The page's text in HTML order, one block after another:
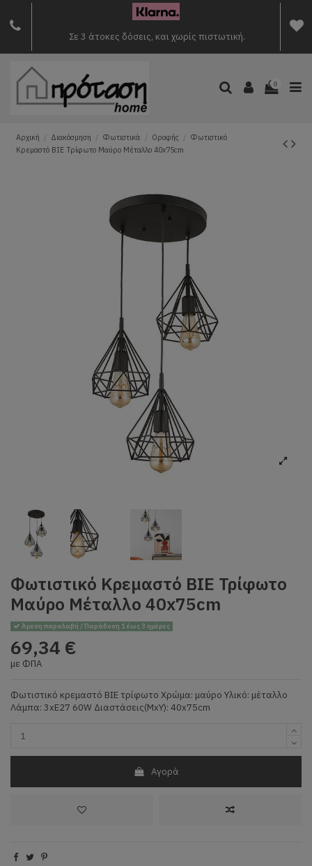
Σε 3 άτοκες δόσεις, και χωρίς πιστωτική.
0
Αρχική Διακόσμηση Φωτιστικά Οροφής
Φωτιστικό
Κρεμαστό BIE Τρίφωτο Μαύρο Μέταλλο 40x75cm
Φωτιστικό Κρεμαστό BIE Τρίφωτο
Μαύρο Μέταλλο 40x75cm
Άμεση παραλαβή / Παράδοση 1 έως 3 ημέρες
69,34 €
με ΦΠΑ
Φωτιστικό κρεμαστό BIE τρίφωτο Χρώμα: μαύρο Υλικό: μέταλλο
Λάμπα: 3xE27 60W Διαστάσεις(ΜxΥ): 40x75cm
Αγορά